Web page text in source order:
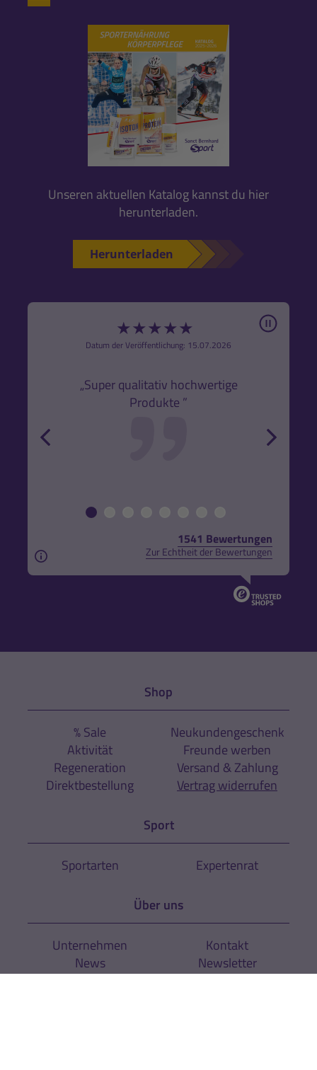
Unseren aktuellen Katalog kannst du hier
herunterladen.
Herunterladen
★★★★★
Datum der Veröffentlichung: 15.07.2026
„Super qualitativ hochwertige
Produkte ”
Pause
1541 Bewertungen
Zur Echtheit der Bewertungen
Aus rechtlichen Gründen weisen wir darauf hin,
Shop
% Sale
Aktivität
Regeneration
Direktbestellung
Neukundengeschenk
Freunde werben
Versand & Zahlung
Vertrag widerrufen
Sport
Sportarten Expertenrat
Über uns
Unternehmen
News
Kontakt
Newsletter